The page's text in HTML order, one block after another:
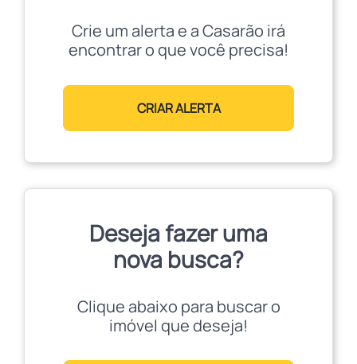
Crie um alerta e a Casarão irá
encontrar o que você precisa!
CRIAR ALERTA
Deseja fazer uma
nova busca?
Clique abaixo para buscar o
imóvel que deseja!